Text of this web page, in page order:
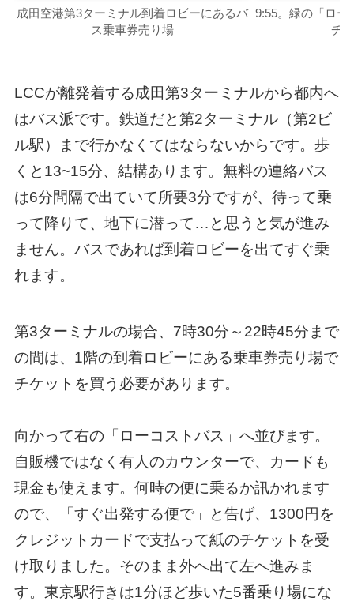
成田空港第3ターミナル到着ロビーにあるバ
ス乗車券売り場
9:55。緑の「ロー
チ
LCCが離発着する成田第3ターミナルから都内へ
はバス派です。鉄道だと第2ターミナル（第2ビ
ル駅）まで行かなくてはならないからです。歩
くと13~15分、結構あります。無料の連絡バス
は6分間隔で出ていて所要3分ですが、待って乗
って降りて、地下に潜って…と思うと気が進み
ません。バスであれば到着ロビーを出てすぐ乗
れます。
第3ターミナルの場合、7時30分～22時45分まで
の間は、1階の到着ロビーにある乗車券売り場で
チケットを買う必要があります。
向かって右の「ローコストバス」へ並びます。
自販機ではなく有人のカウンターで、カードも
現金も使えます。何時の便に乗るか訊かれます
ので、「すぐ出発する便で」と告げ、1300円を
クレジットカードで支払って紙のチケットを受
け取りました。そのまま外へ出て左へ進みま
す。東京駅行きは1分ほど歩いた5番乗り場にな